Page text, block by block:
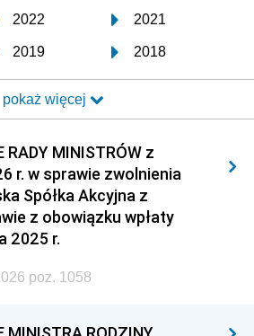
2022 2021
2019 2018
2016 2015
2013 2012
2010 2009
2007 2006
2004 2003
2001
1998
pokaż więcej
RADY MINISTRÓW z
r. w sprawie zwolnienia
Spółka Akcyjna z
z obowiązku wpłaty
2025 r.
poz. 1058